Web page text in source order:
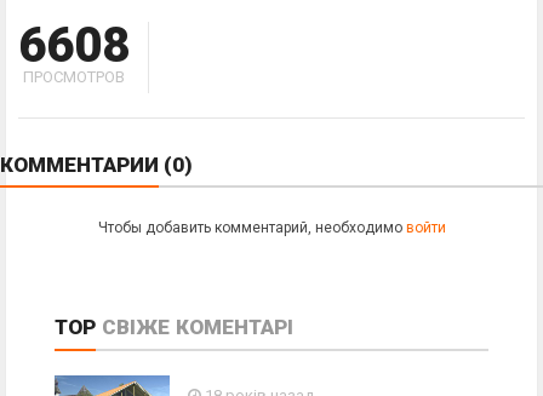
6608
ПРОСМОТРОВ
КОММЕНТАРИИ (0)
Чтобы добавить комментарий, необходимо войти
TOP СВІЖЕ КОМЕНТАРІ